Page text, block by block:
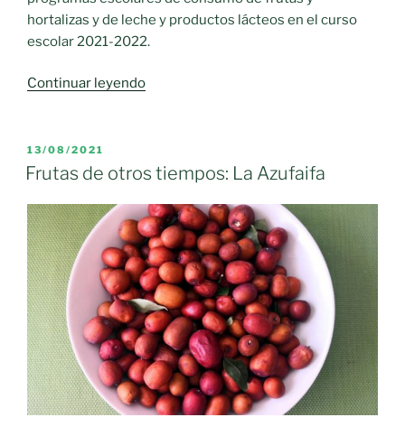
hortalizas y de leche y productos lácteos en el curso
escolar 2021-2022.
Continuar leyendo«92.240
de
región
participan
en
el
programa
escolar
de
frutas
y
verduras
PUBLICADO
EL
13/08/2021
Frutas de otros tiempos: La Azufaifa